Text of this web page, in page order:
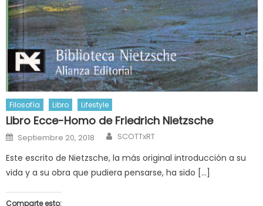
Filosofía Libro Lifestyle
Libro Ecce-Homo de Friedrich Nietzsche
Posted
on
Septiembre 20, 2018 Author
SCOTTxRT
Este escrito de Nietzsche, la más original introducción a su
vida y a su obra que pudiera pensarse, ha sido […]
Comparte esto: